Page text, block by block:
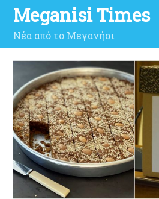
Meganisi Times
Νέα από το Μεγανήσι